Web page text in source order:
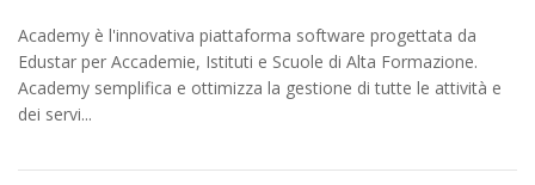
Academy è l'innovativa piattaforma software progettata da
Edustar per Accademie, Istituti e Scuole di Alta Formazione.
Academy semplifica e ottimizza la gestione di tutte le attività e
dei servi...